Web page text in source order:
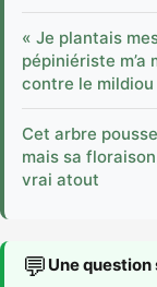
« Je plantais
pépiniériste
contre le mildiou
Cet arbre
mais sa
vrai atout
💬 Une